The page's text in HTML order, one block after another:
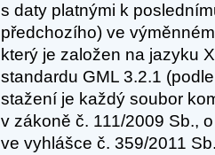
s daty platnými k
předchozího) ve
který je založen na jazyku
standardu GML 3.2.1
stažení je každý soubor
v zákoně č. 111/2009 Sb.,
ve vyhlášce č. 359/2011